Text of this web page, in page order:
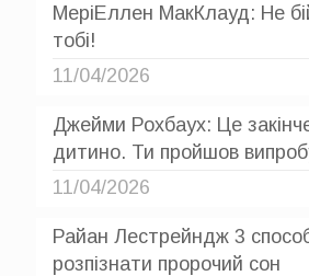
МеріЕллен МакКлауд: Не
тобі!
11/04/2026
Джейми Рохбаух: Це
дитино. Ти пройшов
11/04/2026
Райан Лестрейндж 3
розпізнати пророчий сон